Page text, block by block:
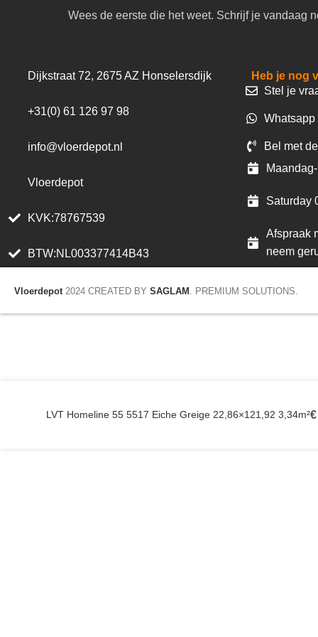
Wees de eerste die het weet. Schrijf je vandaag
Dijkstraat 72, 2675 AZ Honselersdijk
+31(0) 61 126 97 98
info@vloerdepot.nl
Vloerdepot
KVK:78767539
BTW:NL003377414B43
Heb je nog
Stel je
Bel met
Saturday
Afspraak
neem
Vloerdepot 2024 CREATED BY SAGLAM . PREMIUM SOLUTIONS.
LVT Homeline 55 5517 Eiche Greige 22,86×121,92 3,34m²€